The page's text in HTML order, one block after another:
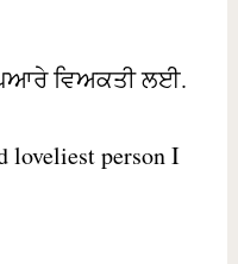
ਵਿਅਕਤੀ ਲਈ.
loveliest person I